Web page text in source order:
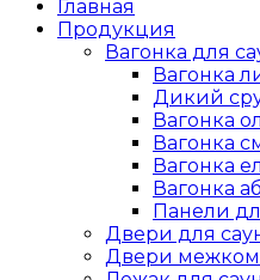
Главная
Продукция
Вагонка для
Вагонка
Дикий
Вагонка
Вагонка
Вагонка
Вагонка
Панели
Двери для
Двери